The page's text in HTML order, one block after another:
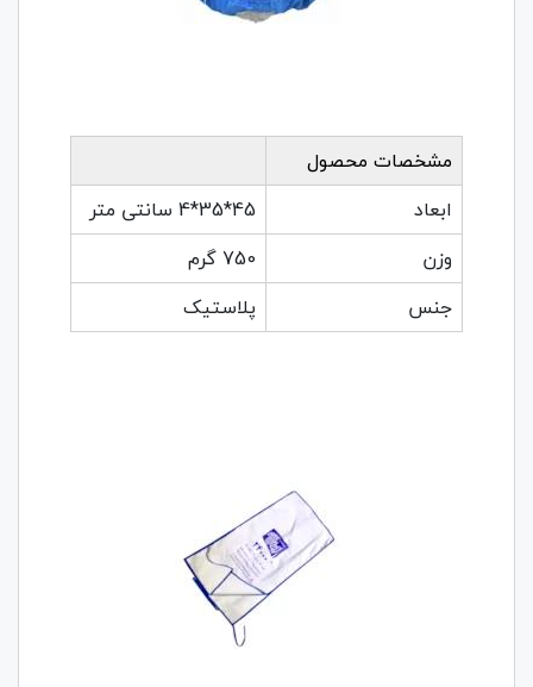
مشخصات محصول
ابعاد
45*35*4 سانتی متر
وزن
750 گرم
جنس
پلاستیک